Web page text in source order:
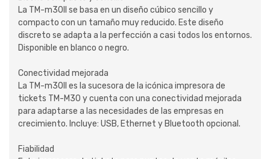
La TM-m30II se basa en un diseño cúbico sencillo y
compacto con un tamaño muy reducido. Este diseño
discreto se adapta a la perfección a casi todos los entornos.
Disponible en blanco o negro.
Conectividad mejorada
La TM-m30II es la sucesora de la icónica impresora de
tickets TM-M30 y cuenta con una conectividad mejorada
para adaptarse a las necesidades de las empresas en
crecimiento. Incluye: USB, Ethernet y Bluetooth opcional.
Fiabilidad